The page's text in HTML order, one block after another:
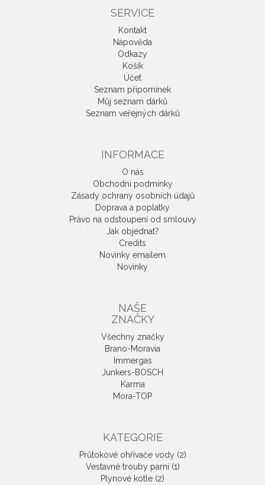
SERVICE
Kontakt
Nápověda
Odkazy
Košík
Účet
Seznam připomínek
Můj seznam dárků
Seznam veřejných dárků
INFORMACE
O nás
Obchodní podmínky
Zásady ochrany osobních údajů
Doprava a poplatky
Právo na odstoupení od smlouvy
Jak objednat?
Credits
Novinky emailem
Novinky
NAŠE
ZNAČKY
Všechny značky
Brano-Moravia
Immergas
Junkers-BOSCH
Karma
Mora-TOP
KATEGORIE
Průtokové ohřívače vody (2)
Vestavné trouby parní (1)
Plynové kotle (2)